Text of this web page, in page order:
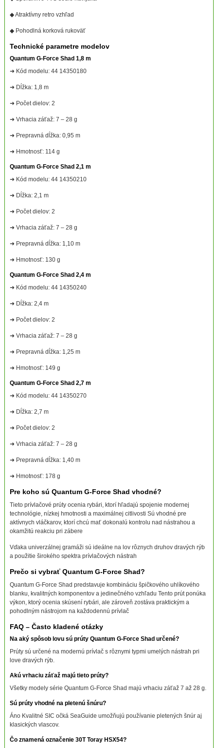
◆ Atraktívny retro vzhľad
◆ Pohodlná korková rukoväť
Technické parametre modelov
Quantum G-Force Shad 1,8 m
➜ Kód modelu: 44 14350180
➜ Dĺžka: 1,8 m
➜ Počet dielov: 2
➜ Vrhacia záťaž: 7 – 28 g
➜ Prepravná dĺžka: 0,95 m
➜ Hmotnosť: 114 g
Quantum G-Force Shad 2,1 m
➜ Kód modelu: 44 14350210
➜ Dĺžka: 2,1 m
➜ Počet dielov: 2
➜ Vrhacia záťaž: 7 – 28 g
➜ Prepravná dĺžka: 1,10 m
➜ Hmotnosť: 130 g
Quantum G-Force Shad 2,4 m
➜ Kód modelu: 44 14350240
➜ Dĺžka: 2,4 m
➜ Počet dielov: 2
➜ Vrhacia záťaž: 7 – 28 g
➜ Prepravná dĺžka: 1,25 m
➜ Hmotnosť: 149 g
Quantum G-Force Shad 2,7 m
➜ Kód modelu: 44 14350270
➜ Dĺžka: 2,7 m
➜ Počet dielov: 2
➜ Vrhacia záťaž: 7 – 28 g
➜ Prepravná dĺžka: 1,40 m
➜ Hmotnosť: 178 g
Pre koho sú Quantum G-Force Shad vhodné?
Tieto prívlačové prúty ocenia rybári, ktorí hľadajú spojenie modernej
technológie, nízkej hmotnosti a maximálnej citlivosti Sú vhodné pre
aktívnych vláčkarov, ktorí chcú mať dokonalú kontrolu nad nástrahou a
okamžitú reakciu pri zábere
Vďaka univerzálnej gramáži sú ideálne na lov rôznych druhov dravých rýb
a použitie širokého spektra prívlačových nástrah
Prečo si vybrať Quantum G-Force Shad?
Quantum G-Force Shad predstavuje kombináciu špičkového uhlíkového
blanku, kvalitných komponentov a jedinečného vzhľadu Tento prút ponúka
výkon, ktorý ocenia skúsení rybári, ale zároveň zostáva praktickým a
pohodlným nástrojom na každodennú prívlač
FAQ – Často kladené otázky
Na aký spôsob lovu sú prúty Quantum G-Force Shad určené?
Prúty sú určené na modernú prívlač s rôznymi typmi umelých nástrah pri
love dravých rýb.
Akú vrhaciu záťaž majú tieto prúty?
Všetky modely série Quantum G-Force Shad majú vrhaciu záťaž 7 až 28 g.
Sú prúty vhodné na pletenú šnúru?
Áno Kvalitné SIC očká SeaGuide umožňujú používanie pletených šnúr aj
klasických vlascov.
Čo znamená označenie 30T Toray HSX54?